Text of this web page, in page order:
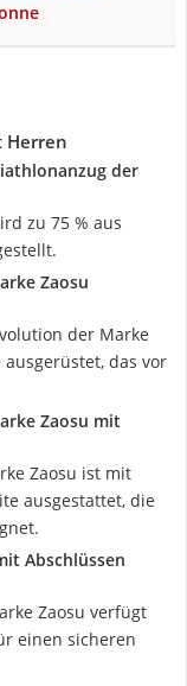
Herren
der
zu 75 % aus
Zaosu
der Marke
das vor
Zaosu mit
Zaosu ist mit
ausgestattet, die
Abschlüssen
Zaosu verfügt
einen sicheren